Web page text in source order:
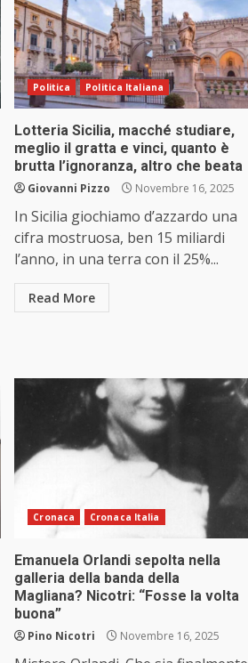
Politica Politica Italiana
Lotteria Sicilia, macché studiare,
meglio il gratta e vinci, quanto è
brutta l’ignoranza, altro che beata
Giovanni Pizzo Novembre 16, 2025
In Sicilia giochiamo d’azzardo una
cifra mostruosa, ben 15 miliardi
l’anno, in una terra con il 25%...
Read More
Cronaca Cronaca Italia
Emanuela Orlandi sepolta nella
galleria della banda della
Magliana? Nicotri: “Fosse la volta
buona”
Pino Nicotri Novembre 16, 2025